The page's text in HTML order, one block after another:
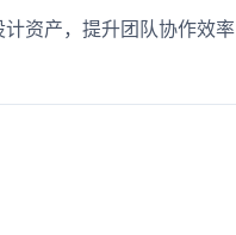
计资产，提升团队协作效率